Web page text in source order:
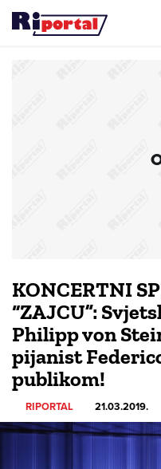
Skip
KONCERTNI
“ZAJCU”:
Philipp von
pijanist
publikom!
RIPORTAL 21.03.2019.